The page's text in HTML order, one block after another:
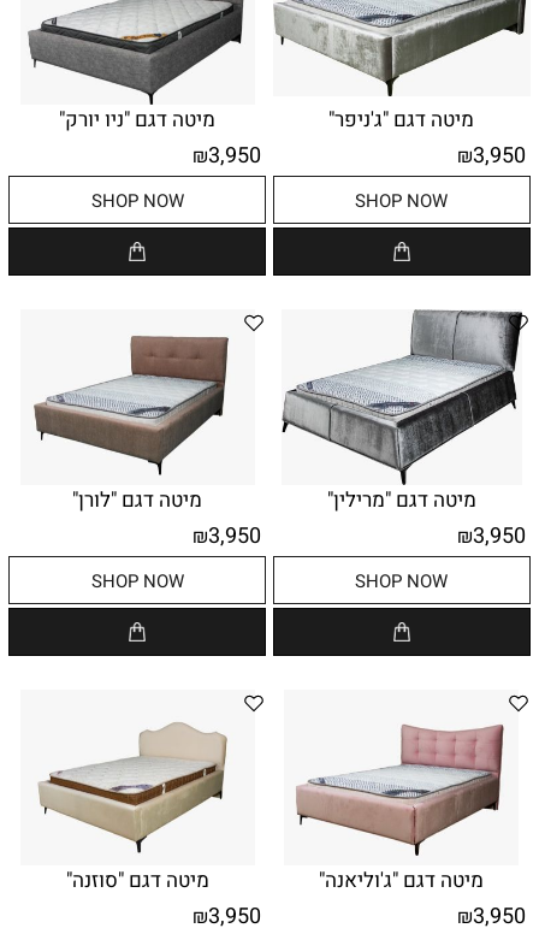
מיטה דגם "ג'ניפר"
₪3,950
SHOP NOW
מיטה דגם "ניו יורק"
₪3,950
SHOP NOW
מיטה דגם "מרילין"
₪3,950
SHOP NOW
מיטה דגם "לורן"
₪3,950
SHOP NOW
מיטה דגם "ג'וליאנה"
₪3,950
מיטה דגם "סוזנה"
₪3,950